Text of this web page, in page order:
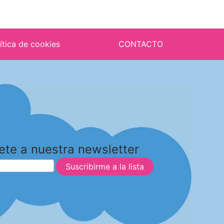
de cookies CONTACTO
a nuestra newsletter
Suscribirme a la lista